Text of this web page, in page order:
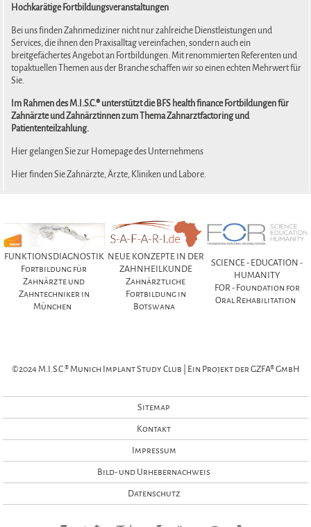
Hochkarätige Fortbildungsveranstaltungen
Bei uns finden Zahnmediziner nicht nur zahlreiche Dienstleistungen und
Services, die ihnen den Praxisalltag vereinfachen, sondern auch ein
breitgefächertes Angebot an Fortbildungen. Mit renommierten Referenten und
topaktuellen Themen aus der Branche schaffen wir so einen echten Mehrwert für
Sie.
Im Rahmen des M.I.S.C.® unterstützt die BFS health finance Fortbildungen für
Zahnärzte und Zahnärztinnen zum Thema Zahnarztfactoring und
Patiententeilzahlung.
Hier gelangen Sie zur Homepage des Unternehmens
Hier finden Sie Zahnärzte, Ärzte, Kliniken und Labore.
FUNKTIONSDIAGNOSTIK
Fortbildung für
Zahnärzte und
Zahntechniker in
München
NEUE KONZEPTE IN DER
ZAHNHEILKUNDE
Zahnärztliche
Fortbildung in
Botswana
SCIENCE - EDUCATION -
HUMANITY
FOR - Foundation for
Oral Rehabilitation
©2024 M.I.S.C.® Munich Implant Study Club | Ein Projekt der GZFA® GmbH
Sitemap
Kontakt
Impressum
Bild- und Urhebernachweis
Datenschutz